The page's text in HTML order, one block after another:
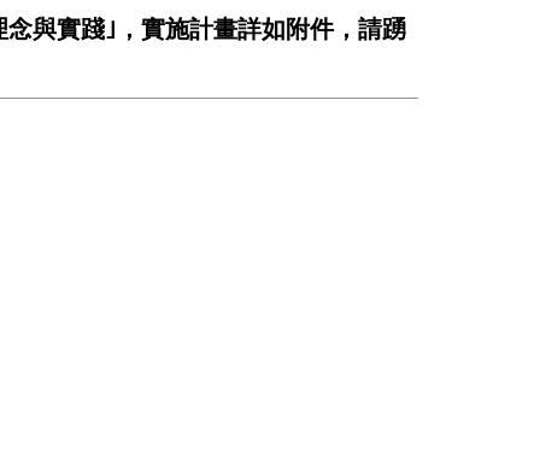
與實踐｣，實施計畫詳如附件，請踴